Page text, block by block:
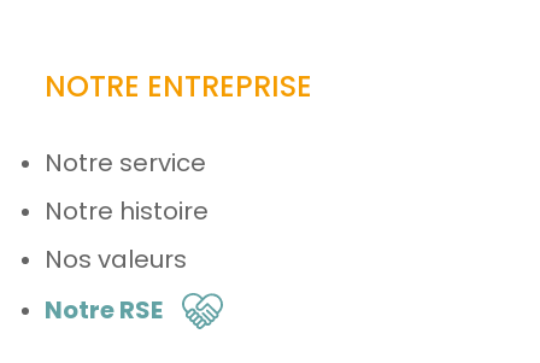
NOTRE ENTREPRISE
Notre service
Notre histoire
Nos valeurs
Notre RSE